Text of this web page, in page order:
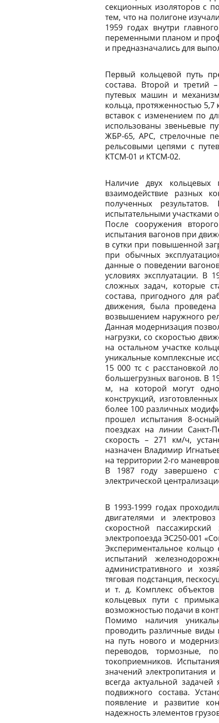
секционных изоляторов с
тем, что на полигоне
1959 годах внутри
переменными планом и
и предназначались для
Первый кольцевой путь
состава. Второй и третий
путевых машин и
кольца, протяженностью
вставок с изменением по
использованы звеньевые
ЖБР-65, АРС, стрелочные
рельсовыми цепями с
КТСМ-01 и КТСМ-02.
Наличие двух кольцевых
взаимодействие разных
полученных
испытательными участками
После сооружения
испытания вагонов при
в сутки при повышенной
при обычных
данные о поведении
условиях эксплуатации. В
сложных задач, которые
состава, пригодного для
движения, была
возвышением наружного
Данная модернизация
нагрузки, со скоростью
на остальном участке
уникальные комплексные
15 000 тс с расстановкой
большегрузных вагонов. В
м, на которой могут
конструкций,
более 100 различных
прошел испытания 8-
поездках на линии Санкт-
скорость – 271 км/ч,
назначен Владимир
на территории 2-го
В 1987 году завершено
электрической
В 1993-1999 годах
двигателями и
скоростной
электропоезда ЭС250-001
Экспериментальное
испытаний
административного и
тяговая подстанция,
и т. д. Комплекс объектов
кольцевых пути с
возможностью подачи в
Помимо наличия
проводить различные виды
на путь нового и
переводов, тормозные,
токоприемников.
значений электропитания
всегда актуальной
подвижного состава.
появление и развитие
надежность элементов